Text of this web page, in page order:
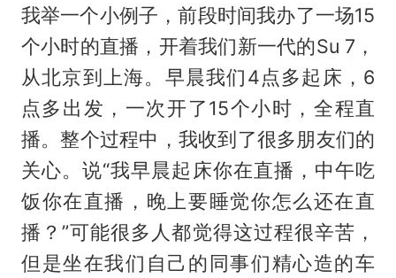
我举一个小例子，前段时间我办了一场15
个小时的直播，开着我们新一代的Su 7，
从北京到上海。早晨我们4点多起床，6
点多出发，一次开了15个小时，全程直
播。整个过程中，我收到了很多朋友们的
关心。说“我早晨起床你在直播，中午吃
饭你在直播，晚上要睡觉你怎么还在直
播？”可能很多人都觉得这过程很辛苦，
但是坐在我们自己的同事们精心造的车